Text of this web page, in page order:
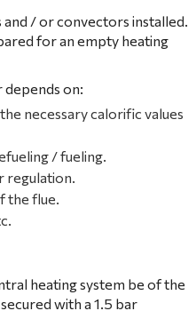
/ or convectors installed.
for an empty heating
on:
necessary calorific values
/ fueling.
regulation.
the flue.
heating system be of the
with a 1.5 bar